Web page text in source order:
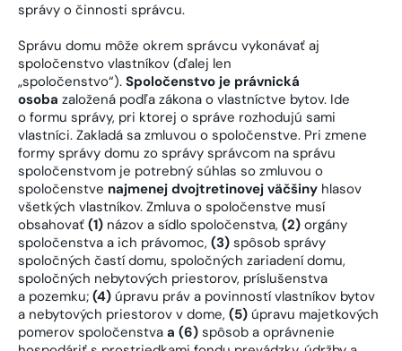
správy o činnosti správcu.
Správu domu môže okrem správcu vykonávať aj
spoločenstvo vlastníkov (ďalej len
„spoločenstvo“). Spoločenstvo je právnická
osoba založená podľa zákona o vlastníctve bytov. Ide
o formu správy, pri ktorej o správe rozhodujú sami
vlastníci. Zakladá sa zmluvou o spoločenstve. Pri zmene
formy správy domu zo správy správcom na správu
spoločenstvom je potrebný súhlas so zmluvou o
spoločenstve najmenej dvojtretinovej väčšiny hlasov
všetkých vlastníkov. Zmluva o spoločenstve musí
obsahovať (1) názov a sídlo spoločenstva, (2) orgány
spoločenstva a ich právomoc, (3) spôsob správy
spoločných častí domu, spoločných zariadení domu,
spoločných nebytových priestorov, príslušenstva
a pozemku; (4) úpravu práv a povinností vlastníkov bytov
a nebytových priestorov v dome, (5) úpravu majetkových
pomerov spoločenstva a (6) spôsob a oprávnenie